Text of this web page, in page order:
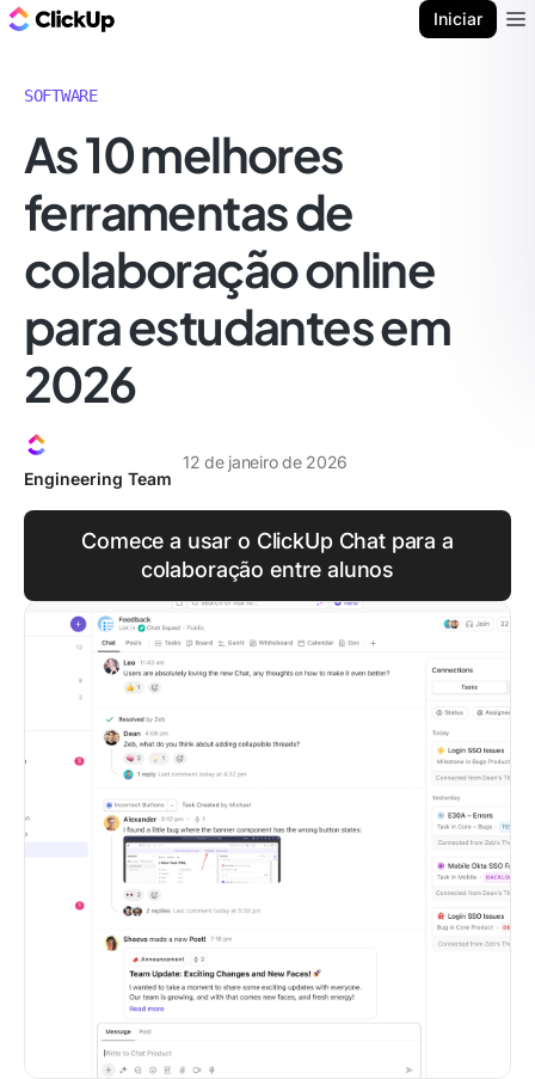
Iniciar
SOFTWARE
As 10 melhores
ferramentas de
colaboração online
para estudantes em
2026
Engineering Team
12 de janeiro de 2026
Comece a usar o ClickUp Chat para a
colaboração entre alunos